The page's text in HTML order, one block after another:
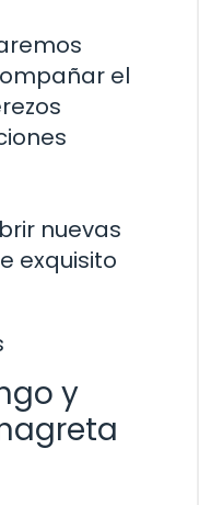
el
nuevas
exquisito
y